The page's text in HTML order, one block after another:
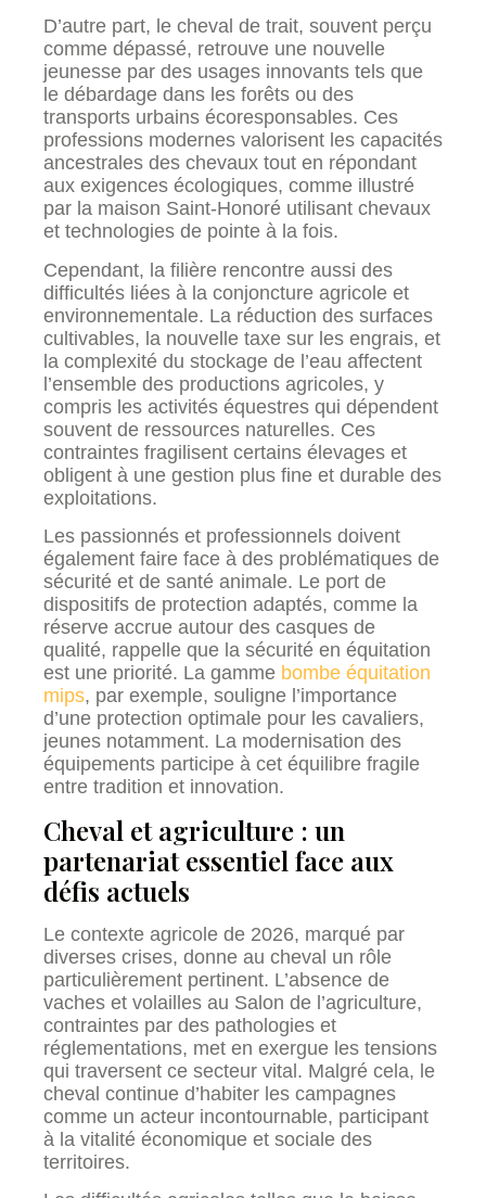
D’autre part, le cheval de trait, souvent perçu
comme dépassé, retrouve une nouvelle
jeunesse par des usages innovants tels que
le débardage dans les forêts ou des
transports urbains écoresponsables. Ces
professions modernes valorisent les capacités
ancestrales des chevaux tout en répondant
aux exigences écologiques, comme illustré
par la maison Saint-Honoré utilisant chevaux
et technologies de pointe à la fois.
Cependant, la filière rencontre aussi des
difficultés liées à la conjoncture agricole et
environnementale. La réduction des surfaces
cultivables, la nouvelle taxe sur les engrais, et
la complexité du stockage de l’eau affectent
l’ensemble des productions agricoles, y
compris les activités équestres qui dépendent
souvent de ressources naturelles. Ces
contraintes fragilisent certains élevages et
obligent à une gestion plus fine et durable des
exploitations.
Les passionnés et professionnels doivent
également faire face à des problématiques de
sécurité et de santé animale. Le port de
dispositifs de protection adaptés, comme la
réserve accrue autour des casques de
qualité, rappelle que la sécurité en équitation
est une priorité. La gamme bombe équitation
mips, par exemple, souligne l’importance
d’une protection optimale pour les cavaliers,
jeunes notamment. La modernisation des
équipements participe à cet équilibre fragile
entre tradition et innovation.
Cheval et agriculture : un
partenariat essentiel face aux
défis actuels
Le contexte agricole de 2026, marqué par
diverses crises, donne au cheval un rôle
particulièrement pertinent. L’absence de
vaches et volailles au Salon de l’agriculture,
contraintes par des pathologies et
réglementations, met en exergue les tensions
qui traversent ce secteur vital. Malgré cela, le
cheval continue d’habiter les campagnes
comme un acteur incontournable, participant
à la vitalité économique et sociale des
territoires.